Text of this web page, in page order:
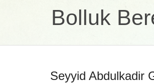
Bolluk
Seyyid Abdulkadir